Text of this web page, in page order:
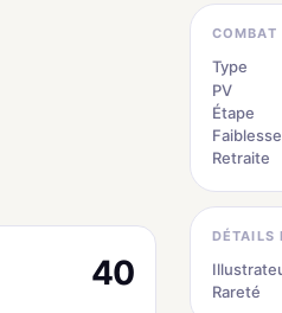
40
COMBAT
Type
PV
Étape
Faiblesse
Retraite
DÉTAILS
Rareté